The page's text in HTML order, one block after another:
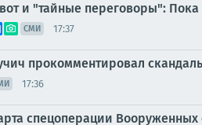
и "тайные переговоры":
СМИ 17:37
прокомментировал
17:36
спецоперации Вооруженных